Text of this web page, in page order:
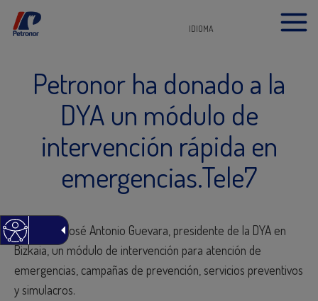
IDIOMA
Petronor ha donado a la
DYA un módulo de
intervención rápida en
emergencias.Tele7
Entrega a José Antonio Guevara, presidente de la DYA en
Bizkaia, un módulo de intervención para atención de
emergencias, campañas de prevención, servicios preventivos
y simulacros.